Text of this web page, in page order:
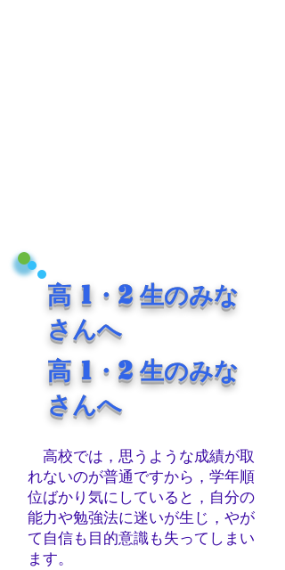
高 1 ・ 2生のみな
さんへ
高 1 ・ 2生のみな
さんへ
高校では，思うような成績が取
れないのが普通ですから，学年順
位ばかり 気にしていると，自分の
能力や勉強法に迷いが生じ，やが
て自信も目的意識も失ってしまい
ます。